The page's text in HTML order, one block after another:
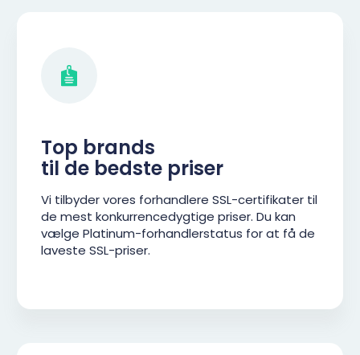
Top brands
til de bedste priser
Vi tilbyder vores forhandlere SSL-certifikater til
de mest konkurrencedygtige priser. Du kan
vælge Platinum-forhandlerstatus for at få de
laveste SSL-priser.